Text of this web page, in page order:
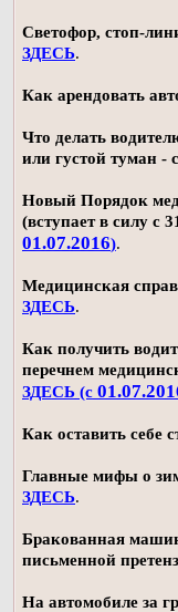
Светофор, стоп-
ЗДЕСЬ.
Как арендовать
Что делать
или густой туман -
Новый Порядок
(вступает в силу с
01.07.2016).
Медицинская
ЗДЕСЬ.
Как получить
перечнем
ЗДЕСЬ (с
Как оставить себе
Главные мифы о
ЗДЕСЬ.
Бракованная
письменной
На автомобиле за